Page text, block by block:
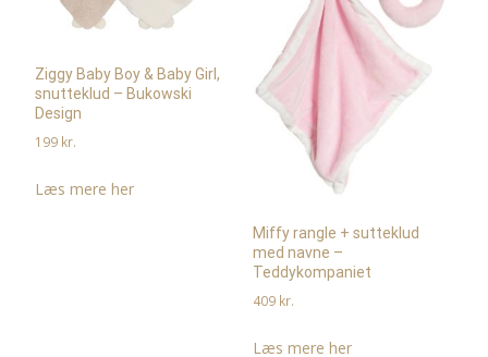
Ziggy Baby Boy & Baby Girl,
snutteklud – Bukowski
Design
199 kr.
Læs mere her
Miffy rangle + sutteklud
med navne –
Teddykompaniet
409 kr.
Læs mere her